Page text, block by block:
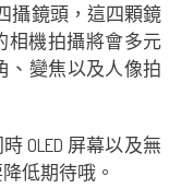
攝鏡頭，這四顆鏡
相機拍攝將會多元
、變焦以及人像拍
OLED 屏幕以及無
低期待哦。